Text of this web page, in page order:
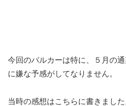
今回のバルカーは特に、５月の
に嫌な予感がしてなりません。
当時の感想はこちらに書きました